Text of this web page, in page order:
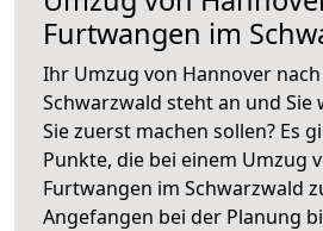
Furtwangen im
Ihr Umzug von Hannover
Schwarzwald steht an und Sie
Sie zuerst machen sollen? Es
Punkte, die bei einem Umzug
Furtwangen im Schwarzwald
Angefangen bei der Planung